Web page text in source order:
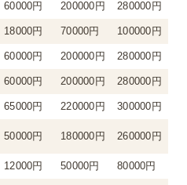
60000円 200000円 280000円
18000円 70000円 100000円
60000円 200000円 280000円
60000円 200000円 280000円
65000円 220000円 300000円
50000円 180000円 260000円
12000円 50000円 80000円